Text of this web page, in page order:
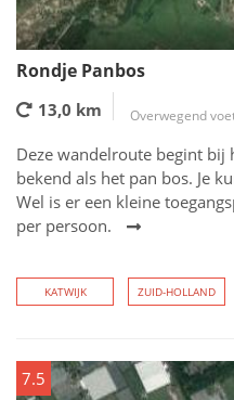
Rondje Panbos
13,0 km Overwegend
Deze wandelroute begint bij
bekend als het pan bos. Je
Wel is er een kleine
per persoon.
KATWIJK ZUID-HOLLAND
7.5